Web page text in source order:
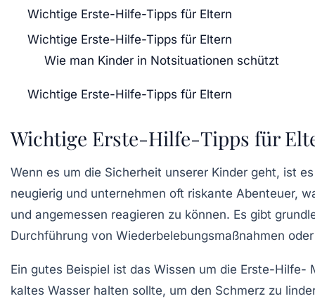
Wichtige Erste-Hilfe-Tipps für Eltern
Wichtige Erste-Hilfe-Tipps für Eltern
Wie man Kinder in Notsituationen schützt
Wichtige Erste-Hilfe-Tipps für Eltern
Wichtige Erste-Hilfe-Tipps für
Wenn es um die Sicherheit unserer Kinder geht, ist
neugierig und unternehmen oft riskante Abenteuer,
und angemessen reagieren zu können. Es gibt
Durchführung von Wiederbelebungsmaßnahmen
Ein gutes Beispiel ist das Wissen um die Erste-Hilfe-
kaltes Wasser halten sollte, um den Schmerz zu